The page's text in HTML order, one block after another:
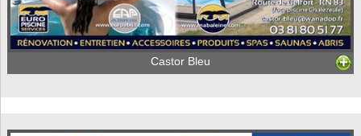
Castor Bleu